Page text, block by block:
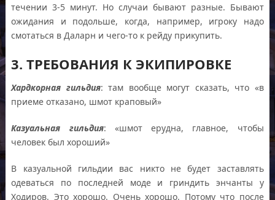
течении 3-5 минут. Но случаи бывают разные. Бывают
ожидания и подольше, когда, например, игроку надо
смотаться в Даларн и чего-то к рейду прикупить.
3. ТРЕБОВАНИЯ К ЭКИПИРОВКЕ
Хардкорная гильдия: там вообще могут сказать, что «в
приеме отказано, шмот краповый»
Казуальная гильдия: «шмот ерудна, главное, чтобы
человек был хороший»
В казуальной гильдии вас никто не будет заставлять
одеваться по последней моде и гриндить энчанты у
Ходиров. Это хорошо. Очень хорошо. Потому что после